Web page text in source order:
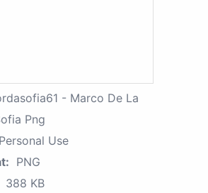
- Marco De La
Png
Personal Use
PNG
388 KB